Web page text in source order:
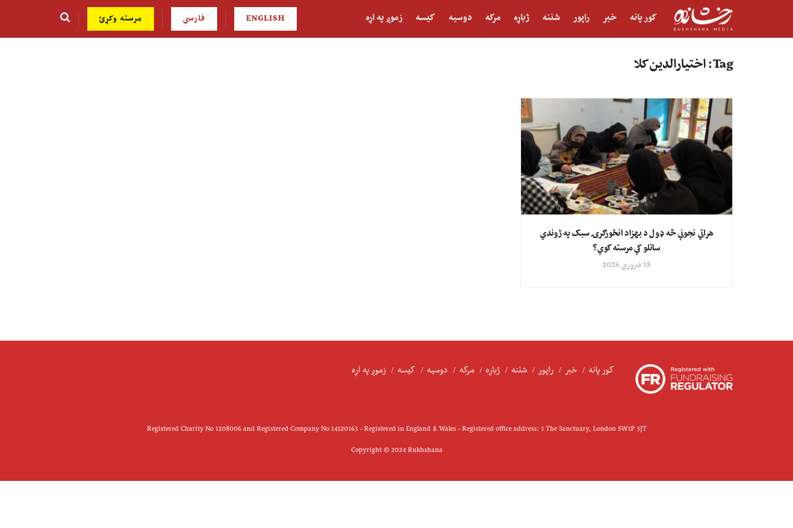
کور پانه خبر راپور شننه ژباړه مرکه دوسیه کیسه زموږ په اړه ENGLISH فارسی مرسته وکړئ
Tag: اختیارالدین کلا
هراتي نجونې څه ډول د بهزاد انځورګرۍ سبک په ژوندي
ساتلو کې مرسته کوي؟
18 فبروري 2026
کور پانه خبر راپور شننه ژباړه مرکه دوسیه کیسه زموږ په اړه
Registered Charity No 1208006 and Registered Company No 14120163 - Registered in England & Wales - Registered office address: 1 The Sanctuary, London SW1P 3JT
Copyright © 2024 Rukhshana